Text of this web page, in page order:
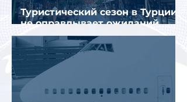
Туристический сезон в Турции
не оправдывает ожиданий
отрасли